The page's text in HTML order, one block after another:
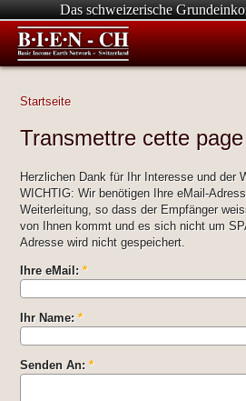
Das schweizerische
Startseite
Transmettre cette page
Herzlichen Dank für Ihr Interesse und der
WICHTIG: Wir benötigen Ihre eMail-
Weiterleitung, so dass der Empfänger
von Ihnen kommt und es sich nicht um
Adresse wird nicht gespeichert.
Ihre eMail: *
Ihr Name: *
Senden An: *